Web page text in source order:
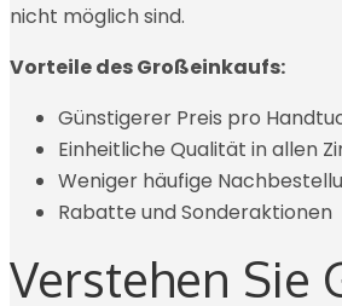
nicht möglich sind.
Vorteile des Großeinkaufs:
Günstigerer Preis pro
Einheitliche Qualität in allen
Weniger häufige
Rabatte und Sonderaktionen
Verstehen Sie